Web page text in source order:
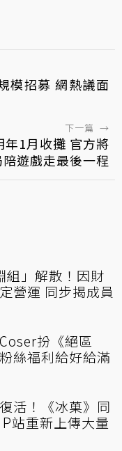
模招募 網熱議面
下一篇 →
年1月收攤 官方將
遊戲走最後一程
組」解散！因財
營運 同步揭成員
扮《絕區
絲福利給好給滿
活！《冰菓》同
站重新上傳大量